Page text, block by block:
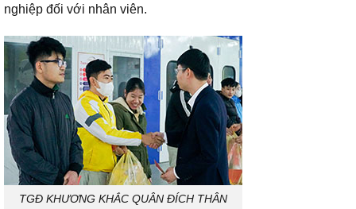
nghiệp đối với nhân viên.
TGĐ KHƯƠNG KHẮC QUÂN ĐÍCH THÂN